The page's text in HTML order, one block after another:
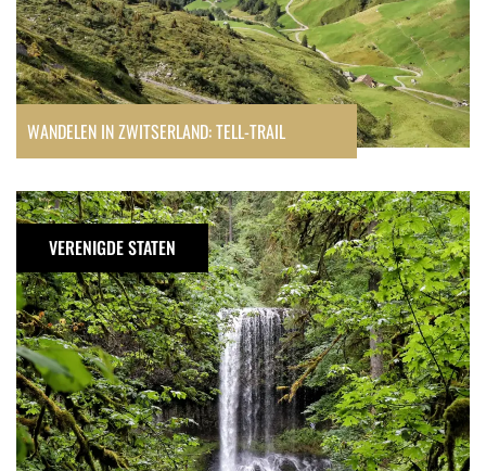
WANDELEN IN ZWITSERLAND: TELL-TRAIL
Trail
Ten
Falls
hike
in
Oregon:
10
VERENIGDE STATEN